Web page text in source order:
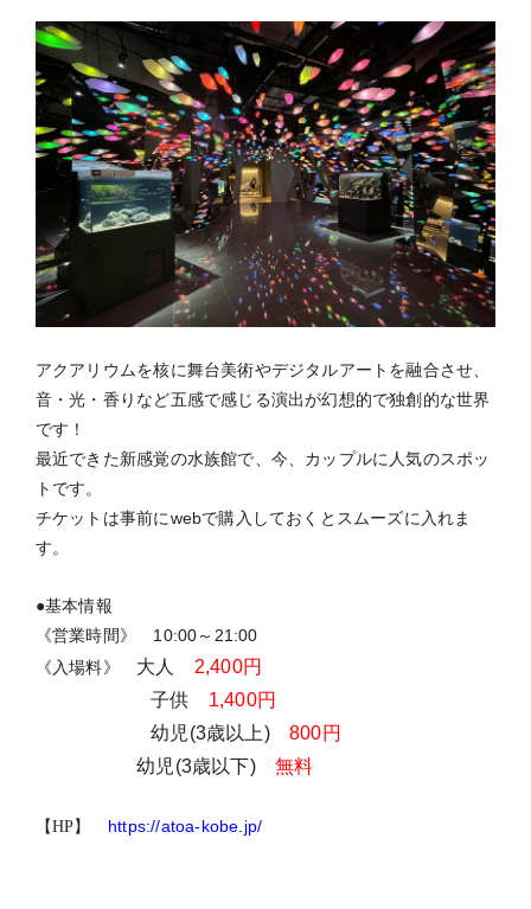
アクアリウムを核に舞台美術やデジタルアートを融合させ、
音・光・香りなど五感で感じる演出が幻想的で独創的な世界
です！
最近できた新感覚の水族館で、今、カップルに人気のスポッ
トです。
チケットは事前にwebで購入しておくとスムーズに入れま
す。
●基本情報
《営業時間》 10:00～21:00
《入場料》 大人 2,400円
子供 1,400円
幼児(3歳以上)800円
幼児(3歳以下)無料
【HP】 https://atoa-kobe.jp/